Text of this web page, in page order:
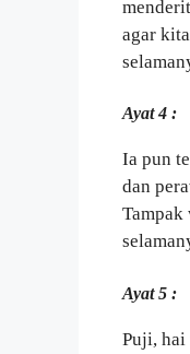
agar
Ayat 4 :
Ia pun
dan
Tampak
Ayat 5 :
Puji, hai